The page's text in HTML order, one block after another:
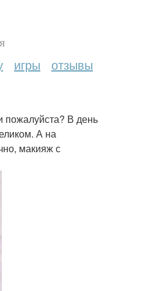
игры отзывы
пожалуйста? В день
А на
макияж с